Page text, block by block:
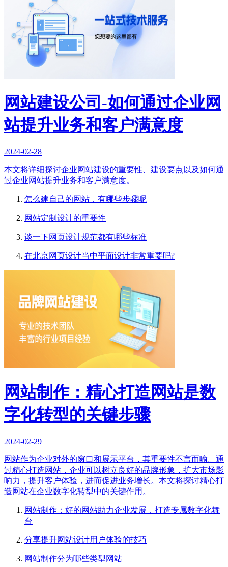
网站建设公司-如何通过企业网
站提升业务和客户满意度
2024-02-28
本文将详细探讨企业网站建设的重要性、建设要点以及如何通
过企业网站提升业务和客户满意度。
怎么建自己的网站，有哪些步骤呢
网站定制设计的重要性
谈一下网页设计规范都有哪些标准
在北京网页设计当中平面设计非常重要吗?
网站制作：精心打造网站是数
字化转型的关键步骤
2024-02-29
网站作为企业对外的窗口和展示平台，其重要性不言而喻。通
过精心打造网站，企业可以树立良好的品牌形象，扩大市场影
响力，提升客户体验，进而促进业务增长。本文将探讨精心打
造网站在企业数字化转型中的关键作用。
网站制作：好的网站助力企业发展，打造专属数字化舞
台
分享提升网站设计用户体验的技巧
网站制作分为哪些类型网站